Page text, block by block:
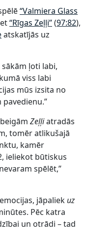
“Valmiera Glass
“Rīgas Zeļļi”(97:82),
atskatījās uz
ļoti labi,
viss labi
mūs izsita no
Zeļļiatradās
tomēr atlikušajā
kamēr
ieliekot būtiskus
spēlēt,”
jāpaliek uz
Pēc katra
un otrādi – tad